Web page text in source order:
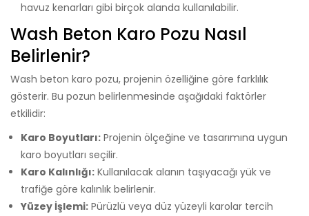
havuz kenarları gibi birçok alanda kullanılabilir.
Wash Beton Karo Pozu Nasıl
Belirlenir?
Wash beton karo pozu, projenin özelliğine göre farklılık
gösterir. Bu pozun belirlenmesinde aşağıdaki faktörler
etkilidir:
Karo Boyutları: Projenin ölçeğine ve tasarımına uygun
karo boyutları seçilir.
Karo Kalınlığı: Kullanılacak alanın taşıyacağı yük ve
trafiğe göre kalınlık belirlenir.
Yüzey İşlemi: Pürüzlü veya düz yüzeyli karolar tercih